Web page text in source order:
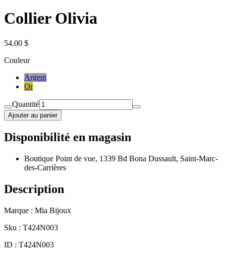
Collier Olivia
54.00 $
Couleur
Argent
Or
Quantité
Ajouter au panier
Disponibilité en magasin
Boutique Point de vue, 1339 Bd Bona Dussault, Saint-Marc-
des-Carrières
Description
Marque : Mia Bijoux
Sku : T424N003
ID : T424N003